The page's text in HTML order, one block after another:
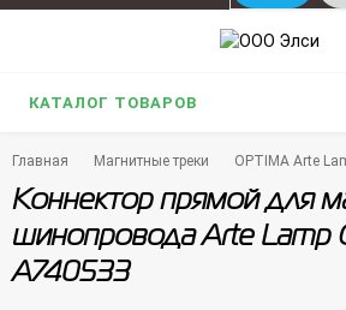
КАТАЛОГ ТОВАРОВ
Главная Магнитные треки OPTIMA Arte
Коннектор прямой для
шинопровода Arte Lamp
A740533